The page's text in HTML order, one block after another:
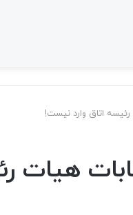
اتاق وارد نیست!
هیات